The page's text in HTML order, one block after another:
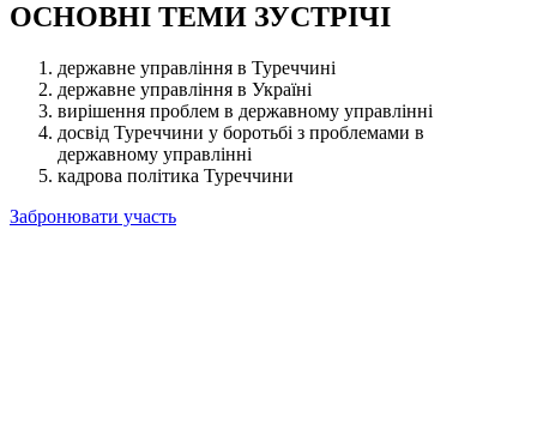
ОСНОВНІ ТЕМИ ЗУСТРІЧІ
державне управління в Туреччині
державне управління в Україні
вирішення проблем в державному управлінні
досвід Туреччини у боротьбі з проблемами в
державному управлінні
кадрова політика Туреччини
Забронювати участь